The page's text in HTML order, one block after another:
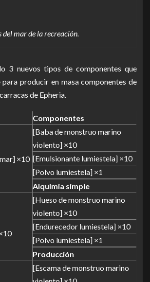
del mar de la recreación.
3 nuevos tipos de componentes que
para producir en masa componentes de
de Epheria.
Componentes
×10
[Baba de monstruo marino
violento] ×10
[Emulsionante lumiestela] ×10
[Polvo lumiestela] ×1
Alquimia simple
[Hueso de monstruo marino
violento] ×10
[Endurecedor lumiestela] ×10
[Polvo lumiestela] ×1
Producción
[Escama de monstruo marino